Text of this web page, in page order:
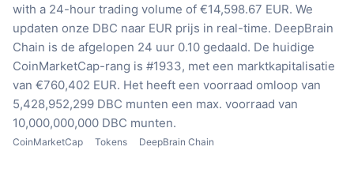
with a 24-hour trading volume of €14,598.67 EUR. We
updaten onze DBC naar EUR prijs in real-time. DeepBrain
Chain is de afgelopen 24 uur 0.10 gedaald. De huidige
CoinMarketCap-rang is #1933, met een marktkapitalisatie
van €760,402 EUR. Het heeft een voorraad omloop van
5,428,952,299 DBC munten een max. voorraad van
10,000,000,000 DBC munten.
CoinMarketCap Tokens DeepBrain Chain